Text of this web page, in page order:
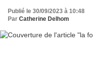
Publié le 30/09/2023 à 10:48
Par Catherine Delhom